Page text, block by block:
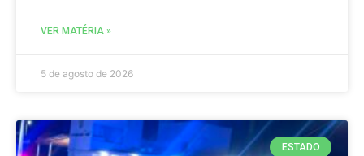
VER MATÉRIA »
5 de agosto de 2026
ESTADO